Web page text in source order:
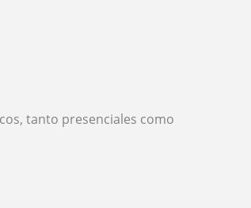
tanto presenciales como